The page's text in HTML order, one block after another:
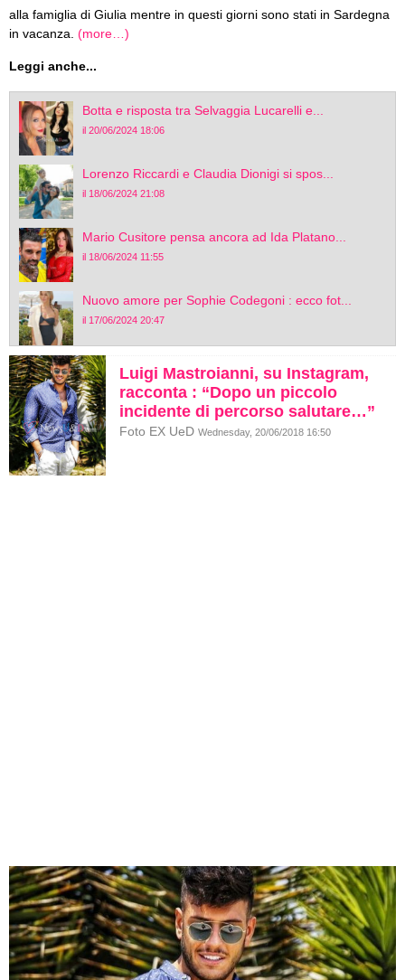
alla famiglia di Giulia mentre in questi giorni sono stati in Sardegna
in vacanza. (more…)
Leggi anche...
Botta e risposta tra Selvaggia Lucarelli e...
il 20/06/2024 18:06
Lorenzo Riccardi e Claudia Dionigi si spos...
il 18/06/2024 21:08
Mario Cusitore pensa ancora ad Ida Platano...
il 18/06/2024 11:55
Nuovo amore per Sophie Codegoni : ecco fot...
il 17/06/2024 20:47
Luigi Mastroianni, su Instagram,
racconta : “Dopo un piccolo
incidente di percorso salutare…”
Foto EX UeD Wednesday, 20/06/2018 16:50